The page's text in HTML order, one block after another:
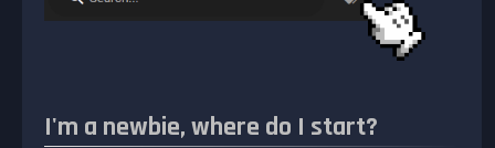
I'm a newbie, where do I start?